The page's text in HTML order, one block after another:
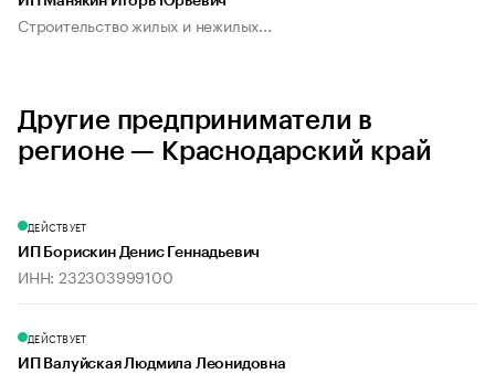
Строительство жилых и нежилых...
Другие предприниматели в
регионе — Краснодарский край
ДЕЙСТВУЕТ
ИП Борискин Денис Геннадьевич
ИНН: 232303999100
ДЕЙСТВУЕТ
ИП Валуйская Людмила Леонидовна